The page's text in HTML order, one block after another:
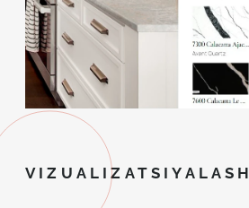
VIZUALIZATSIYALASH